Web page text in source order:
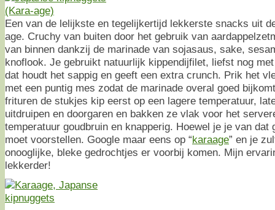
Een van de lelijkste en tegelijkertijd lekkerste snacks uit
age. Cruchy van buiten door het gebruik van
van binnen dankzij de marinade van sojasaus, sake,
knoflook. Je gebruikt natuurlijk kippendijfilet, liefst nog
dat houdt het sappig en geeft een extra crunch. Prik het
met een puntig mes zodat de marinade overal goed
frituren de stukjes kip eerst op een lagere temperatuur,
uitdruipen en doorgaren en bakken ze vlak voor het
temperatuur goudbruin en knapperig. Hoewel je je van dat
moet voorstellen. Google maar eens op “karaage” en je
onooglijke, bleke gedrochtjes er voorbij komen. Mijn
lekkerder!